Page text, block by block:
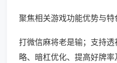
聚焦相关游戏功能优势与特
打微信麻将老是输；支持
略、暗杠优化、提高好牌